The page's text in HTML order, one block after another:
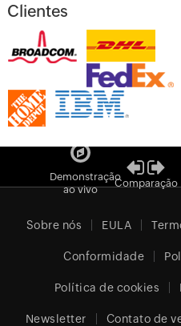
Clientes
Demonstração
ao vivo
Comparação
Sobre nós EULA
Conformidade
Política de cookies
Newsletter Contato de